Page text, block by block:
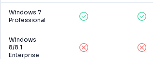
Windows 7
Professional
Windows
8/8.1
Enterprise